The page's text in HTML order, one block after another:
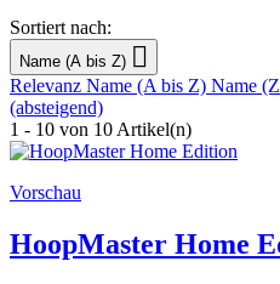
Sortiert nach:
Name (A bis Z) 
Relevanz Name (A bis Z) Name
(absteigend)
1 - 10 von 10 Artikel(n)
Vorschau
HoopMaster Home